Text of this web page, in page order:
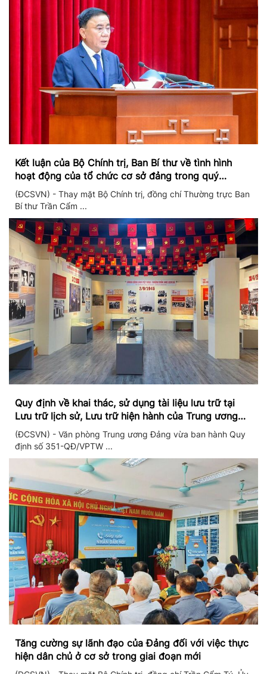
Kết luận của Bộ Chính trị, Ban Bí thư về tình hình
hoạt động của tổ chức cơ sở đảng trong quý
II/2026
(ĐCSVN) - Thay mặt Bộ Chính trị, đồng chí Thường trực Ban
Bí thư Trần Cẩm ...
Quy định về khai thác, sử dụng tài liệu lưu trữ tại
Lưu trữ lịch sử, Lưu trữ hiện hành của Trung ương
Đảng và Văn phòng Trung ương Đảng
(ĐCSVN) - Văn phòng Trung ương Đảng vừa ban hành Quy
định số 351-QĐ/VPTW ...
Tăng cường sự lãnh đạo của Đảng đối với việc thực
hiện dân chủ ở cơ sở trong giai đoạn mới